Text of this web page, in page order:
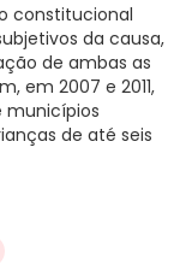
constitucional
da causa,
de ambas as
em 2007 e 2011,
municípios
de até seis